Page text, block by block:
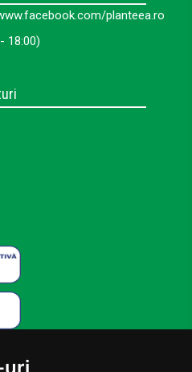
planteea.ro
18:00)